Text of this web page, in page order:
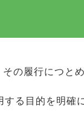
の履行につとめ
る目的を明確